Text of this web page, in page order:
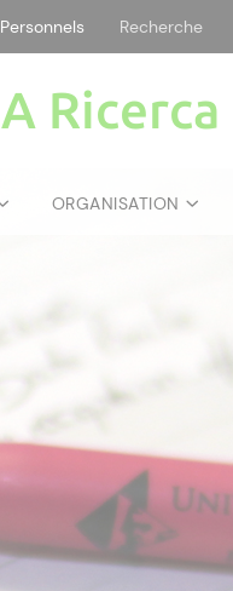
Personnels Recherche
A Ricerca |
ORGANISATION